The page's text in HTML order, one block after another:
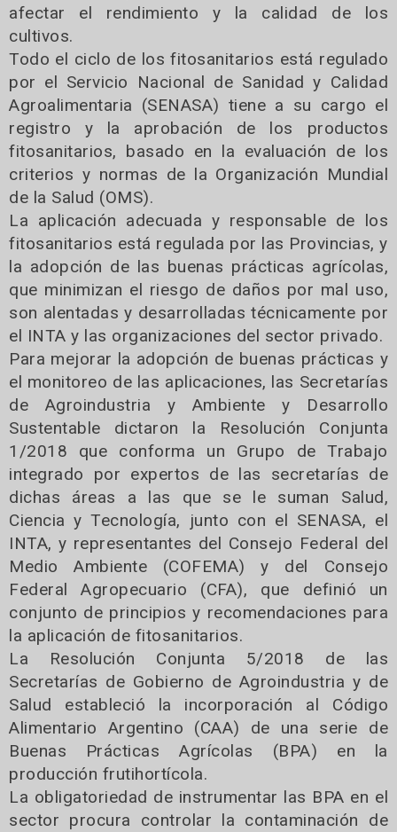
afectar el rendimiento y la calidad de los
cultivos.
Todo el ciclo de los fitosanitarios está regulado
por el Servicio Nacional de Sanidad y Calidad
Agroalimentaria (SENASA) tiene a su cargo el
registro y la aprobación de los productos
fitosanitarios, basado en la evaluación de los
criterios y normas de la Organización Mundial
de la Salud (OMS).
La aplicación adecuada y responsable de los
fitosanitarios está regulada por las Provincias, y
la adopción de las buenas prácticas agrícolas,
que minimizan el riesgo de daños por mal uso,
son alentadas y desarrolladas técnicamente por
el INTA y las organizaciones del sector privado.
Para mejorar la adopción de buenas prácticas y
el monitoreo de las aplicaciones, las Secretarías
de Agroindustria y Ambiente y Desarrollo
Sustentable dictaron la Resolución Conjunta
1/2018 que conforma un Grupo de Trabajo
integrado por expertos de las secretarías de
dichas áreas a las que se le suman Salud,
Ciencia y Tecnología, junto con el SENASA, el
INTA, y representantes del Consejo Federal del
Medio Ambiente (COFEMA) y del Consejo
Federal Agropecuario (CFA), que definió un
conjunto de principios y recomendaciones para
la aplicación de fitosanitarios.
La Resolución Conjunta 5/2018 de las
Secretarías de Gobierno de Agroindustria y de
Salud estableció la incorporación al Código
Alimentario Argentino (CAA) de una serie de
Buenas Prácticas Agrícolas (BPA) en la
producción frutihortícola.
La obligatoriedad de instrumentar las BPA en el
sector procura controlar la contaminación de